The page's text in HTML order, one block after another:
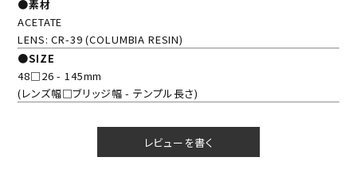
●素材
ACETATE
LENS: CR-39 (COLUMBIA RESIN)
●SIZE
48□26 - 145mm
(レンズ幅□ブリッジ幅 - テンプル長さ)
レビューを書く